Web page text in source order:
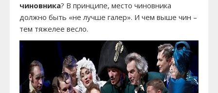
чиновника? В принципе, место чиновника
должно быть «не лучше галер». И чем выше чин –
тем тяжелее весло.